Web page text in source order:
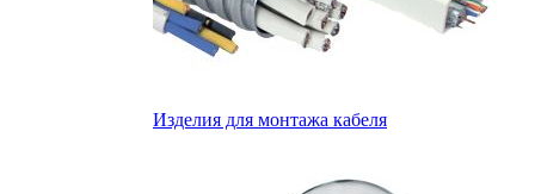
Изделия для монтажа кабеля